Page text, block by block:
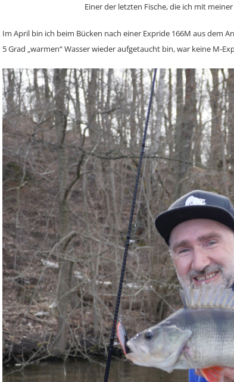
Einer der letzten Fische, die ich mit
Im April bin ich beim Bücken nach einer Expride 166M aus dem
5 Grad „warmen“ Wasser wieder aufgetaucht bin, war keine M-